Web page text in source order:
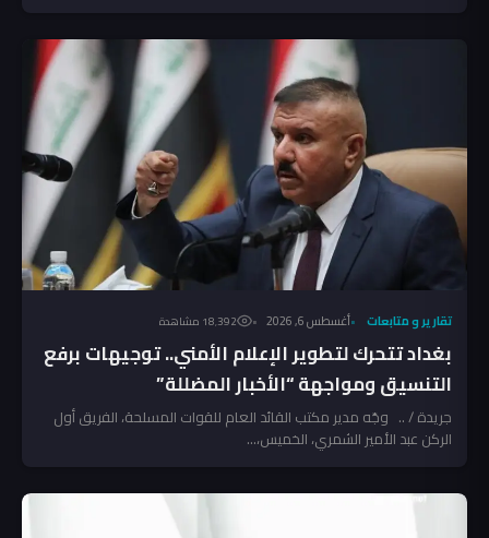
تقارير و متابعات أغسطس 6, 2026 18٬392 مشاهدة
بغداد تتحرك لتطوير الإعلام الأمني.. توجيهات برفع
التنسيق ومواجهة “الأخبار المضللة”
جريدة / .. وجّه مدير مكتب القائد العام للقوات المسلحة، الفريق أول
الركن عبد الأمير الشمري، الخميس،...